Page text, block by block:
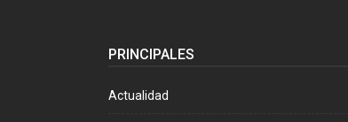
PRINCIPALES
Actualidad